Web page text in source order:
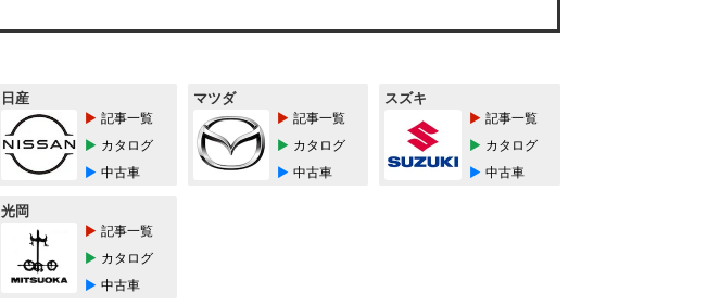
日産
記事一覧
カタログ
中古車
マツダ
記事一覧
カタログ
中古車
スズキ
記事一覧
カタログ
中古車
光岡
記事一覧
カタログ
中古車